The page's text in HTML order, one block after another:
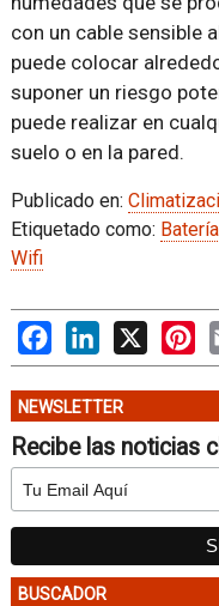
con un cable sensible
puede colocar
suponer un riesgo
puede realizar en
suelo o en la pared.
Publicado en:
Etiquetado como:
Wifi
FacebookLinkedIn
NEWSLETTER
Recibe las noticias
BUSCADOR